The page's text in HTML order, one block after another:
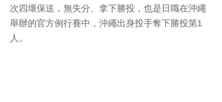
次四壞保送，無失分、拿下勝投，也是日職在沖繩
舉辦的官方例行賽中，沖繩出身投手奪下勝投第1
人。